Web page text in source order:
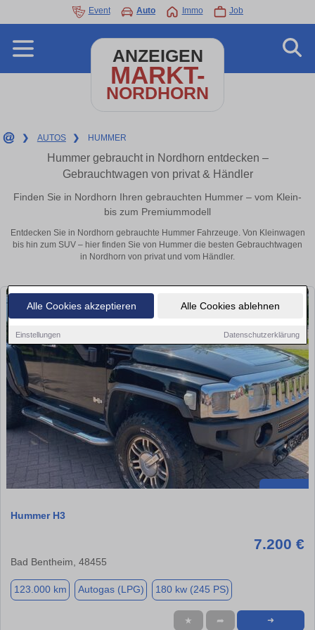
Alle Cookies akzeptieren Alle Cookies ablehnen
Einstellungen Datenschutzerklärung
Event Auto Immo Job
ANZEIGEN
MARKT-
NORDHORN
❯ AUTOS ❯ HUMMER
Hummer gebraucht in Nordhorn entdecken –
Gebrauchtwagen von privat & Händler
Finden Sie in Nordhorn Ihren gebrauchten Hummer – vom Klein-
bis zum Premiummodell
Entdecken Sie in Nordhorn gebrauchte Hummer Fahrzeuge. Von Kleinwagen
bis hin zum SUV – hier finden Sie von Hummer die besten Gebrauchtwagen
in Nordhorn von privat und vom Händler.
Hummer H3
7.200 €
Bad Bentheim, 48455
123.000 km Autogas (LPG) 180 kw (245 PS)
★ ➦ ➜